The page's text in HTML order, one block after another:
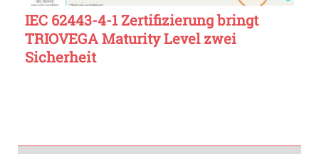
IEC 62443-4-1 Zertifizierung bringt
TRIOVEGA Maturity Level zwei
Sicherheit